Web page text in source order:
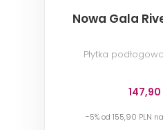
Nowa Gala
Płytka
147,90
-5% od 155,90 PLN